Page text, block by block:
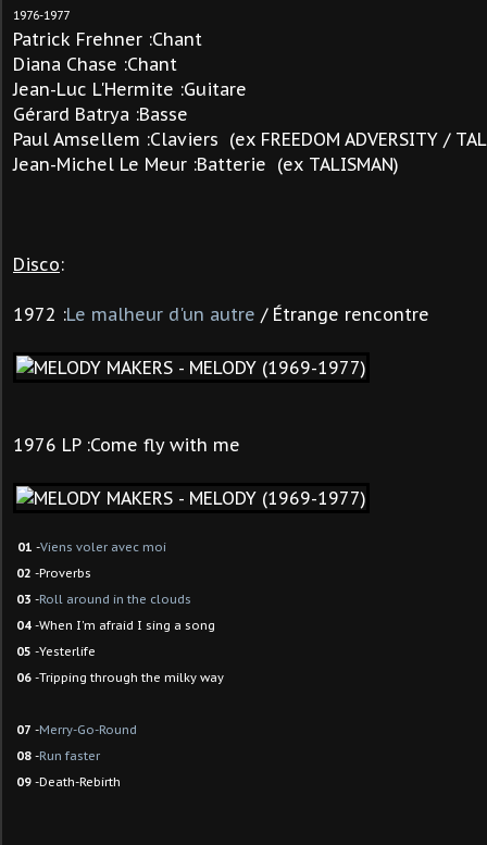
1976-1977
Patrick Frehner :Chant
Diana Chase :Chant
Jean-Luc L'Hermite :Guitare
Gérard Batrya :Basse
Paul Amsellem :Claviers (ex FREEDOM ADVERSITY /
Jean-Michel Le Meur :Batterie (ex TALISMAN)
Disco:
1972 :Le malheur d'un autre / Étrange rencontre
1976 LP :Come fly with me
01 -Viens voler avec moi
02 -Proverbs
03 -Roll around in the clouds
04 -When I'm afraid I sing a song
05 -Yesterlife
06 -Tripping through the milky way
07 -Merry-Go-Round
08 -Run faster
09 -Death-Rebirth